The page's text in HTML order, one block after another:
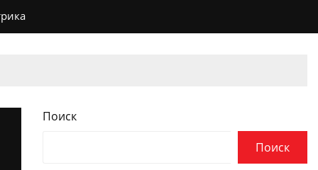
Поиск
Поиск